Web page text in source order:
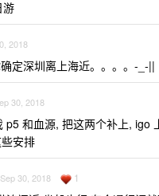
游
2018
定深圳离上海近。。。。-_-||
30, 2018
p5 和血源, 把这两个补上, igo
安排
Sep 30, 2018 1